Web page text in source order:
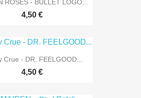
ROSES - BULLET LOGO...
4,50 €
Crue - DR. FEELGOOD...
4,50 €